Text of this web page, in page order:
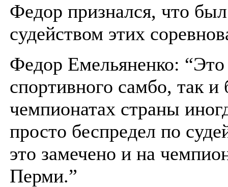
Федор признался, что
судейством этих
Федор Емельяненко: “Это
спортивного самбо, так и
чемпионатах страны
просто беспредел по
это замечено и на
Перми.”